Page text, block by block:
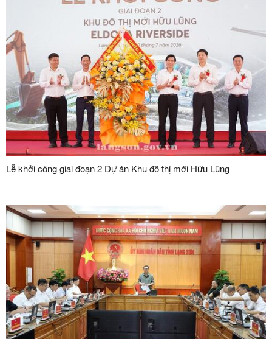
Lễ khởi công giai đoạn 2 Dự án Khu đô thị mới Hữu Lũng